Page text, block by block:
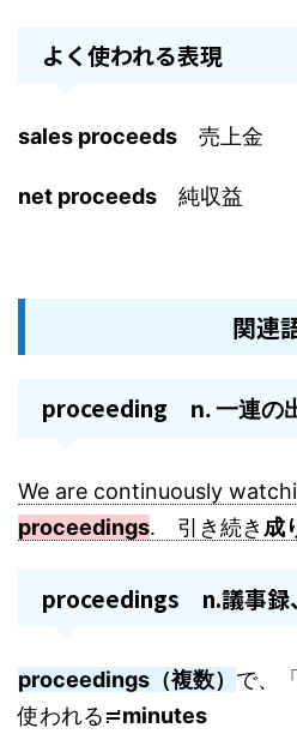
よく使われる表現
sales proceeds 売上金
net proceeds 純収益
関連
proceeding n. 一連の
We are continuously
proceedings. 引き続き 成
proceedings n.議事録
proceedings（複数） で、
使われる≓minutes